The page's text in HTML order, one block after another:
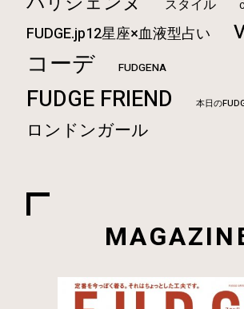
スタイル
FUDGE.jp12星座×血液型占い
コーデ FUDGENA
FUDGE FRIEND 本日の
ロンドンガール